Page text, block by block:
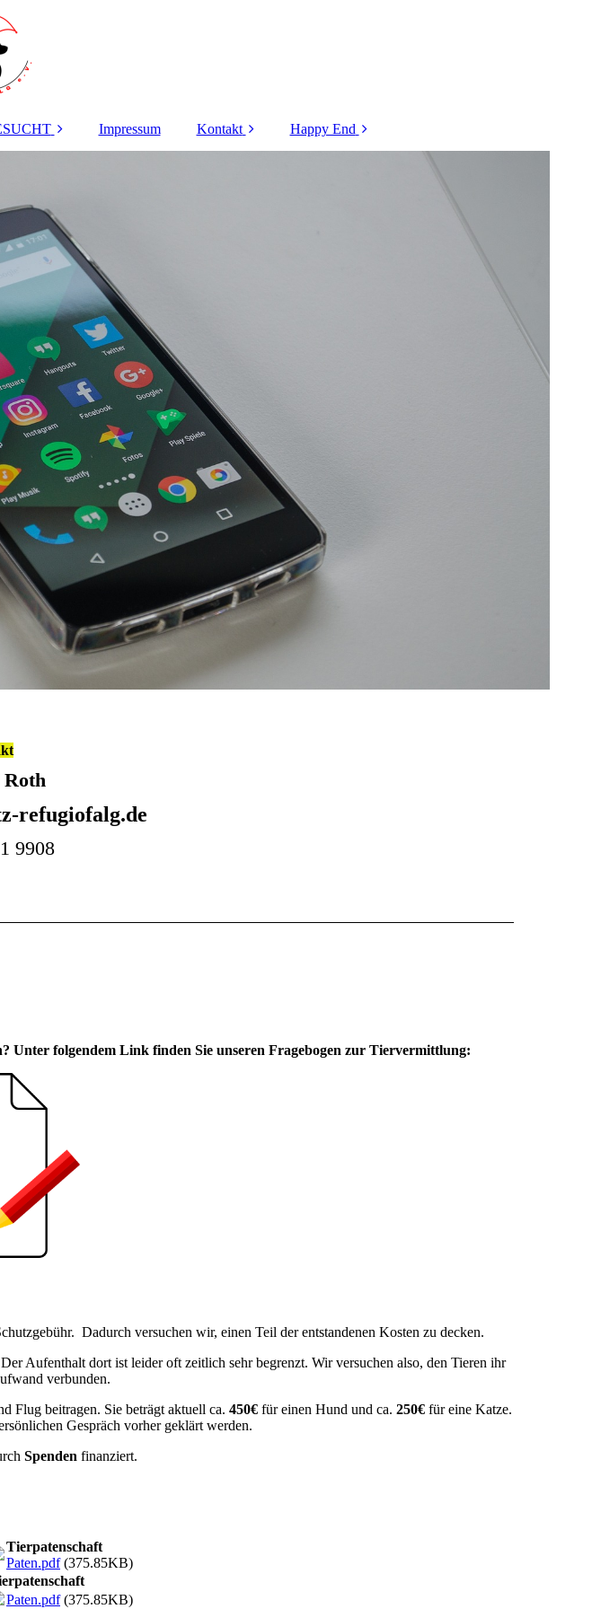
Impressum Kontakt Happy End
refugiofalg.de
9908
Unter folgendem Link finden Sie unseren Fragebogen zur Tiervermittlung:
Dadurch versuchen wir, einen Teil der entstandenen Kosten zu decken.
Aufenthalt dort ist leider oft zeitlich sehr begrenzt. Wir versuchen also, den Tieren ihr
verbunden.
Flug beitragen. Sie beträgt aktuell ca. 450€ für einen Hund und ca. 250€ für eine Katze.
Gespräch vorher geklärt werden.
Spenden finanziert.
Tierpatenschaft
Paten.pdf(375.85KB)
Paten.pdf(375.85KB)